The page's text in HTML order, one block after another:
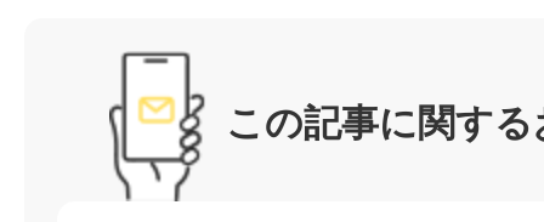
この記事に関す